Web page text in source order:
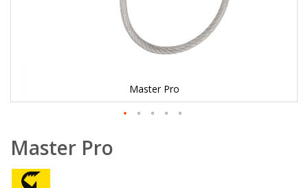
Master Pro
to
the
beginning
Master Pro